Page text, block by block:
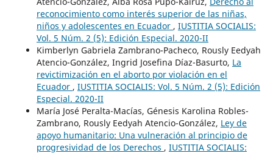
reconocimiento como interés superior de las niñas,
niños y adolescentes en Ecuador , IUSTITIA SOCIALIS:
Vol. 5 Núm. 2 (5): Edición Especial. 2020-II
Kimberlyn Gabriela Zambrano-Pacheco, Rously Eedyah
Atencio-González, Ingrid Josefina Díaz-Basurto, La
revictimización en el aborto por violación en el
Ecuador , IUSTITIA SOCIALIS: Vol. 5 Núm. 2 (5): Edición
Especial. 2020-II
María José Peralta-Macías, Génesis Karolina Robles-
Zambrano, Rously Eedyah Atencio-González, Ley de
apoyo humanitario: Una vulneración al principio de
progresividad de los Derechos , IUSTITIA SOCIALIS: